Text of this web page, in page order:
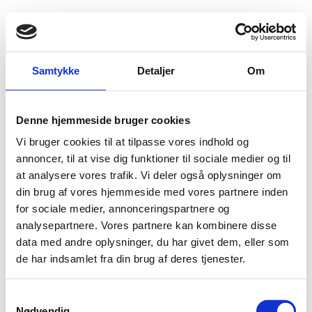
Samtykke Detaljer Om
Denne hjemmeside bruger cookies
Vi bruger cookies til at tilpasse vores indhold og
annoncer, til at vise dig funktioner til sociale medier og til
at analysere vores trafik. Vi deler også oplysninger om
din brug af vores hjemmeside med vores partnere inden
for sociale medier, annonceringspartnere og
analysepartnere. Vores partnere kan kombinere disse
data med andre oplysninger, du har givet dem, eller som
de har indsamlet fra din brug af deres tjenester.
Gå til forsiden Fold søgefelt ud
Menu
Udlændingenævnet Om os
Koordinationsudvalget
Referater af møder i Koordinationsudvalget i 2024
Klik her for at læse referat af 5. december 2024
Klik her for at læse referat af 5. september 2024
Klik her for at læse referat af 14. marts 2024
Senest opdateret: 31-01-2025
Udgiver: Udlændingenævnet